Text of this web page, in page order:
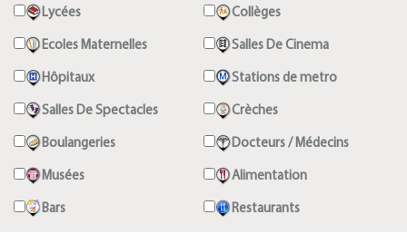
Lycées Collèges
Ecoles Maternelles Salles De Cinema
Hôpitaux Stations de metro
Salles De Spectacles Crèches
Boulangeries Docteurs / Médecins
Musées Alimentation
Bars Restaurants